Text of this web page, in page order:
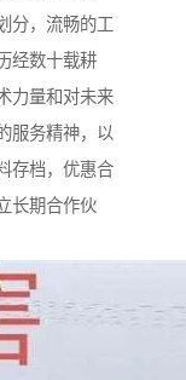
分，流畅的工
经数十载耕
力量和对未来
服务精神，以
存档，优惠合
长期合作伙